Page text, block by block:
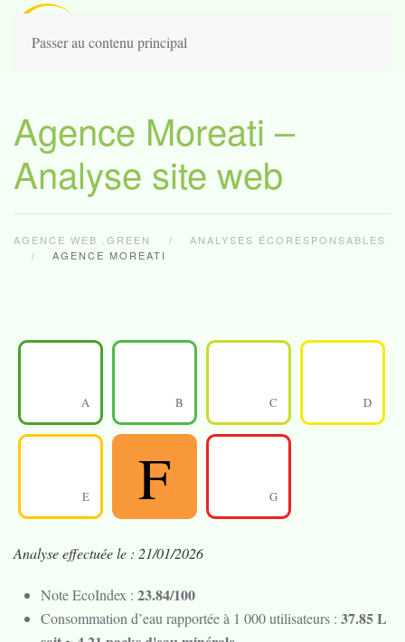
Passer au contenu principal
Agence Moreati –
Analyse site web
AGENCE WEB .GREEN
ANALYSES ÉCORESPONSABLES
AGENCE MOREATI
A B C D
E F G
Analyse effectuée le : 21/01/2026
Note EcoIndex : 23.84/100
Consommation d’eau rapportée à 1 000 utilisateurs : 37.85 L